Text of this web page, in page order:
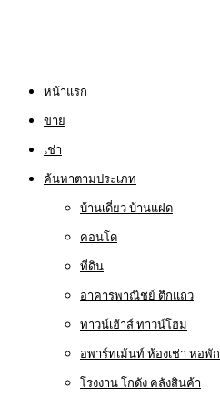
หน้าแรก
ขาย
เช่า
ค้นหาตามประเภท
บ้านเดี่ยว บ้านแฝด
คอนโด
ที่ดิน
อาคารพาณิชย์ ตึกแถว
ทาวน์เฮ้าส์ ทาวน์โฮม
อพาร์ทเม้นท์ ห้องเช่า หอพัก
โรงงาน โกดัง คลังสินค้า